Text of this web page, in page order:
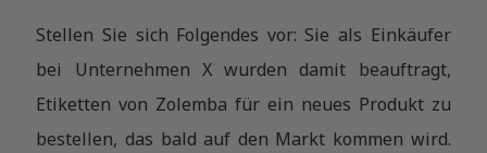
Stellen Sie sich Folgendes vor: Sie als Einkäufer
bei Unternehmen X wurden damit beauftragt,
Etiketten von Zolemba für ein neues Produkt zu
bestellen, das bald auf den Markt kommen wird.